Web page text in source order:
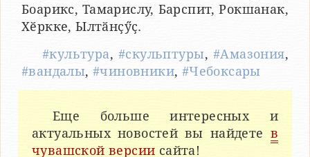
Боарикс, Тамарислу, Барспит, Рокшанак,
Хӗркке, Ылтӑнҫӳҫ.
#культура,#скульптуры, #Амазония,
#вандалы,#чиновники, #Чебоксары
Еще больше интересных и
актуальных новостей вы найдете в
чувашской версии сайта!